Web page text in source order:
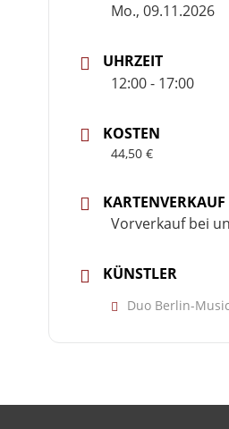
Mo., 09.11.2026
UHRZEIT
12:00 - 17:00
KOSTEN
44,50 €
KARTENVERKAUF
Vorverkauf bei
KÜNSTLER
Duo Berlin-Music